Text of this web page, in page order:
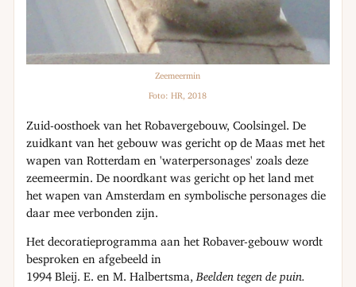
Zeemeermin
Foto: HR, 2018
Zuid-oosthoek van het Robavergebouw, Coolsingel. De
zuidkant van het gebouw was gericht op de Maas met het
wapen van Rotterdam en 'waterpersonages' zoals deze
zeemeermin. De noordkant was gericht op het land met
het wapen van Amsterdam en symbolische personages die
daar mee verbonden zijn.
Het decoratieprogramma aan het Robaver-gebouw wordt
besproken en afgebeeld in
1994 Bleij. E. en M. Halbertsma,Beelden tegen de puin.